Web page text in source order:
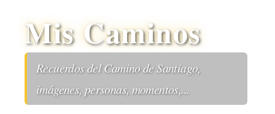
Mis Caminos
Recuerdos del Camino de Santiago,
imágenes, personas, momentos,...